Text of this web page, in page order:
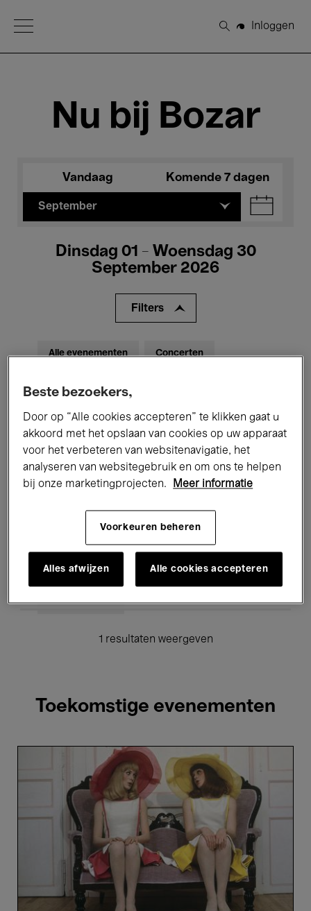
Open Menu
Zoeken
Inloggen
Nu bij Bozar
Vandaag Komende 7 dagen
September
Dinsdag 01 - Woensdag 30
September 2026
Filters
Alle evenementen Concerten
Tentoonstellingen
Performances Lezingen & Debatten
Jazz Klassieke Muziek Global Music
Elektronische Muziek
Onderwijs Rondleidingen
Hosted Events
1 resultaten weergeven
Toekomstige evenementen
de
Rochefort
Jacques
Beste bezoekers,
Door op “Alle cookies accepteren” te klikken gaat u
akkoord met het opslaan van cookies op uw apparaat
voor het verbeteren van websitenavigatie, het
analyseren van websitegebruik en om ons te helpen
bij onze marketingprojecten.
Meer informatie
Voorkeuren beheren
Alles afwijzen Alle cookies accepteren